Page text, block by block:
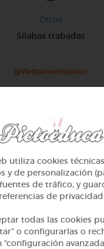
Otros
Sílabas trabadas
@Webparaelespanol
utiliza cookies
y de personalización
de tráfico, y
de
todas las cookies
o configurarlas o
“configuración